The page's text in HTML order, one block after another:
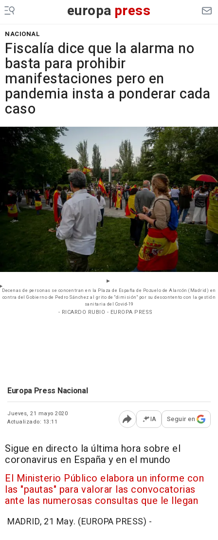
europa press
NACIONAL
Fiscalía dice que la alarma no
basta para prohibir
manifestaciones pero en
pandemia insta a ponderar cada
caso
Decenas de personas se concentran en la Plaza de España de Pozuelo de Alarcón (Madrid) en
contra del Gobierno de Pedro Sánchez al grito de "dimisión" por su descontento con la gestión
sanitaria del Covid-19
- RICARDO RUBIO - EUROPA PRESS
Europa Press Nacional
Jueves, 21 mayo 2020
Actualizado: 13:11
Abrir opciones para
IA Seguir en
Sigue en directo la última hora sobre el
coronavirus en España y en el mundo
El Ministerio Público elabora un informe con
las "pautas" para valorar las convocatorias
ante las numerosas consultas que le llegan
MADRID, 21 May. (EUROPA PRESS) -